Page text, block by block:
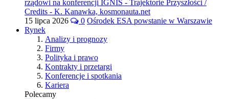
15 lipca 2026 0 Ośrodek ESA powstanie w Warszawie
Rynek
Analizy i prognozy
Firmy
Polityka i prawo
Kontrakty i przetargi
Konferencje i spotkania
Kariera
Polecamy